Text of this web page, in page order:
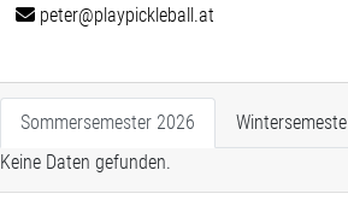
peter@playpickleball.at
Sommersemester 2026
Keine Daten gefunden.